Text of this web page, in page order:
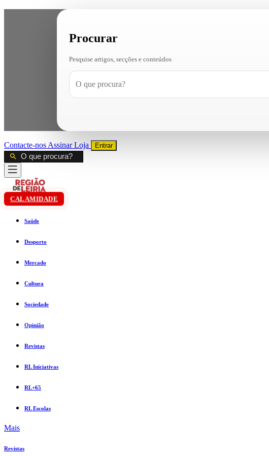
Procurar
Pesquise artigos, secções e conteúdos
Contacte-nos AssinarLoja Entrar
CALAMIDADE
Saúde
Desporto
Mercado
Cultura
Sociedade
Opinião
Revistas
RL Iniciativas
RL+65
RL Escolas
Mais
Revistas